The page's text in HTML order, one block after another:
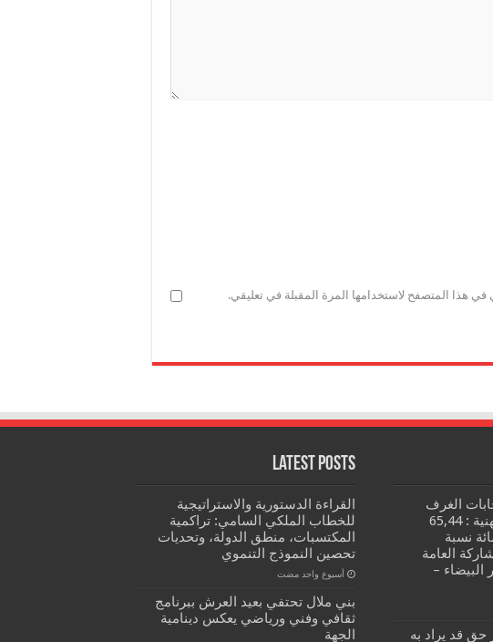
في هذا المتصفح لاستخدامها المرة المقبلة في تعليقي.
الغرف
المهنية : 65,44
نسبة
العامة
–
حق قد يراد به
Latest Posts
القراءة الدستورية والاستراتيجية
للخطاب الملكي السامي: تراكمية
المكتسبات، منطق الدولة، وتحديات
تحصين النموذج التنموي
‏أسبوع واحد مضت
بني ملال تحتفي بعيد العرش ببرنامج
ثقافي وفني ورياضي يعكس دينامية
الجهة